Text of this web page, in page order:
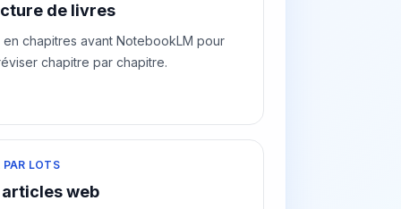
de livres
chapitres avant NotebookLM pour
chapitre par chapitre.
LOTS
web